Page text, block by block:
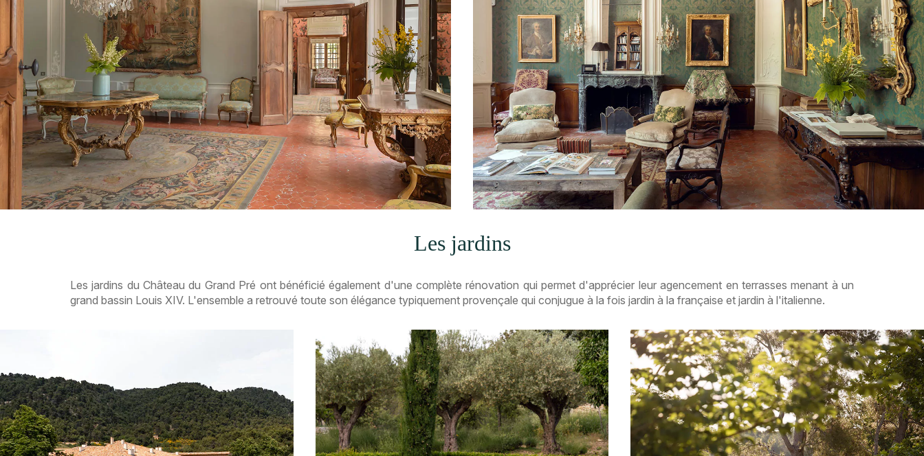
Les jardins
Les jardins du Château du Grand Pré ont bénéficié également d'une complète rénovation qui permet d'apprécier leur agencement en terrasses menant à un
grand bassin Louis XIV. L'ensemble a retrouvé toute son élégance typiquement provençale qui conjugue à la fois jardin à la française et jardin à l'italienne.